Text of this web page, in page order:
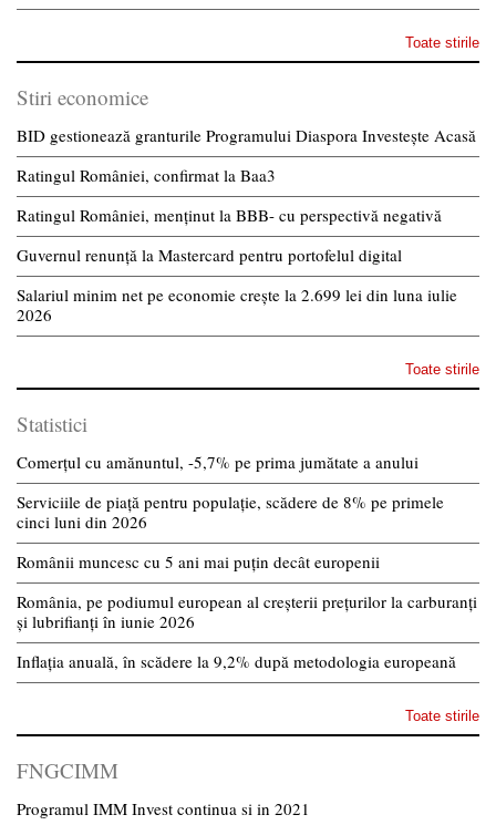
Toate stirile
Stiri economice
BID gestionează granturile Programului Diaspora Investește Acasă
Ratingul României, confirmat la Baa3
Ratingul României, menținut la BBB- cu perspectivă negativă
Guvernul renunță la Mastercard pentru portofelul digital
Salariul minim net pe economie crește la 2.699 lei din luna iulie
2026
Toate stirile
Statistici
Comerțul cu amănuntul, -5,7% pe prima jumătate a anului
Serviciile de piață pentru populație, scădere de 8% pe primele
cinci luni din 2026
Românii muncesc cu 5 ani mai puțin decât europenii
România, pe podiumul european al creșterii prețurilor la carburanți
și lubrifianți în iunie 2026
Inflația anuală, în scădere la 9,2% după metodologia europeană
Toate stirile
FNGCIMM
Programul IMM Invest continua si in 2021